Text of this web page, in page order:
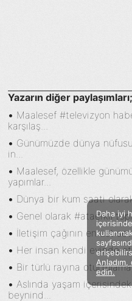
Yazarın diğer paylaşımları;
• Maalesef #televizyon
karşılaş...
• Günümüzde dünya
in...
• Maalesef, özellikle
yapımlar...
• Dünya bir kum saati
• Genel olarak #ataerkil
• İletişim çağının en üst
• Her insan kendi evinde
• Bir türlü rayına
•Aslında yaşam
beynind...
Daha iyi
edin.